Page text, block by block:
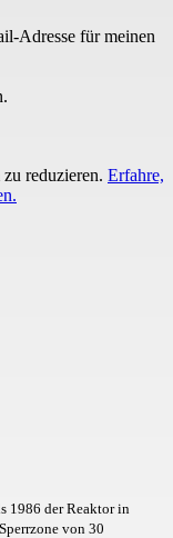
Adresse für meinen
reduzieren. Erfahre,
1986 der Reaktor in
von 30